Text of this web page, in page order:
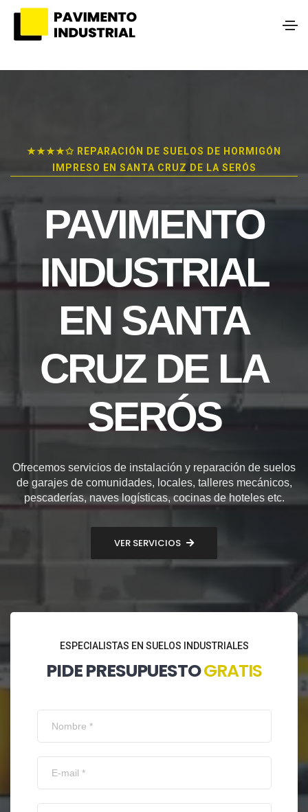
★★★★✩ REPARACIÓN DE SUELOS DE HORMIGÓN
IMPRESO EN SANTA CRUZ DE LA SERÓS
PAVIMENTO
INDUSTRIAL
EN SANTA
CRUZ DE LA
SERÓS
Ofrecemos servicios de instalación y reparación de suelos
de garajes de comunidades, locales, talleres mecánicos,
pescaderías, naves logísticas, cocinas de hoteles etc.
VER SERVICIOS
ESPECIALISTAS EN SUELOS INDUSTRIALES
PIDE PRESUPUESTOGRATIS